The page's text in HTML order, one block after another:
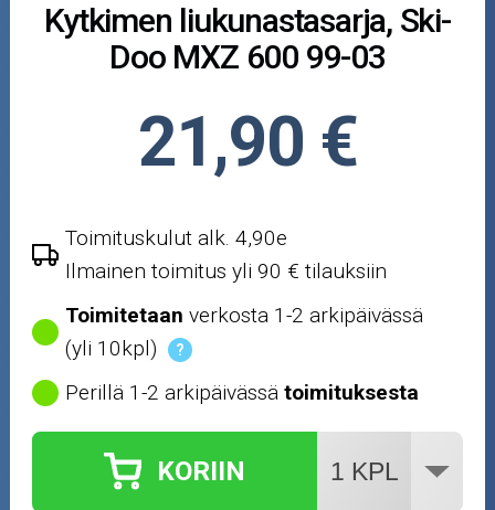
Öljyt ja kemikaalit
Outlet-tuotteet
Kytkimen liukunastasarja, Ski-
Doo MXZ 600 99-03
21,90 €
Toimituskulut alk. 4,90e
Ilmainen toimitus yli 90 € tilauksiin
Toimitetaan verkosta 1-2 arkipäivässä
(yli 10kpl)
?
Perillä 1-2 arkipäivässätoimituksesta
KORIIN